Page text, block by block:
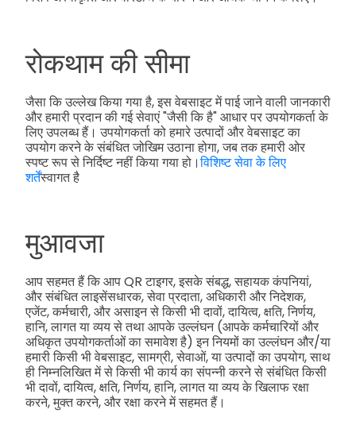
रोकथाम की सीमा
जैसा कि उल्लेख किया गया है, इस वेबसाइट में पाई जाने वाली जानकारी
और हमारी प्रदान की गई सेवाएं "जैसी कि है" आधार पर उपयोगकर्ता के
लिए उपलब्ध हैं। उपयोगकर्ता को हमारे उत्पादों और वेबसाइट का
उपयोग करने के संबंधित जोखिम उठाना होगा, जब तक हमारी ओर
स्पष्ट रूप से निर्दिष्ट नहीं किया गया हो।विशिष्ट सेवा के लिए
शर्तेंस्वागत है
मुआवजा
आप सहमत हैं कि आप QR टाइगर, इसके संबद्ध, सहायक कंपनियां,
और संबंधित लाइसेंसधारक, सेवा प्रदाता, अधिकारी और निदेशक,
एजेंट, कर्मचारी, और असाइन से किसी भी दावों, दायित्व, क्षति, निर्णय,
हानि, लागत या व्यय से तथा आपके उल्लंघन (आपके कर्मचारियों और
अधिकृत उपयोगकर्ताओं का समावेश है) इन नियमों का उल्लंघन और/या
हमारी किसी भी वेबसाइट, सामग्री, सेवाओं, या उत्पादों का उपयोग, साथ
ही निम्नलिखित में से किसी भी कार्य का संपन्नी करने से संबंधित किसी
भी दावों, दायित्व, क्षति, निर्णय, हानि, लागत या व्यय के खिलाफ रक्षा
करने, मुक्त करने, और रक्षा करने में सहमत हैं।